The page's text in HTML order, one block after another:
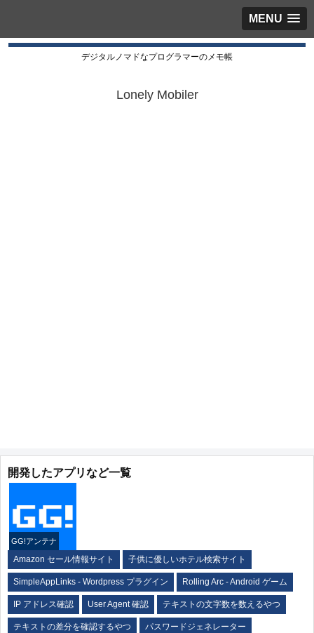
MENU
デジタルノマドなプログラマーのメモ帳
Lonely Mobiler
開発したアプリなど一覧
GG!アンテナ
Amazon セール情報サイト 子供に優しいホテル検索サイト
SimpleAppLinks - Wordpress プラグイン Rolling Arc - Android ゲーム
IP アドレス確認 User Agent 確認 テキストの文字数を数えるやつ
テキストの差分を確認するやつ パスワードジェネレーター